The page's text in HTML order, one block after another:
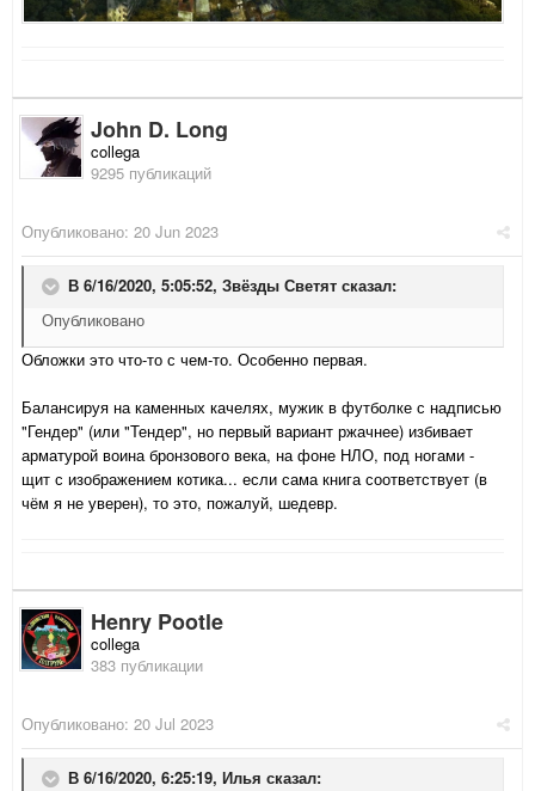
John D. Long
collega
9295 публикаций
Опубликовано: 20 Jun 2023
В 6/16/2020, 5:05:52, Звёзды Светят сказал:
Опубликовано
Обложки это что-то с чем-то. Особенно первая.
Балансируя на каменных качелях, мужик в футболке с надписью
"Гендер" (или "Тендер", но первый вариант ржачнее) избивает
арматурой воина бронзового века, на фоне НЛО, под ногами -
щит с изображением котика... если сама книга соответствует (в
чём я не уверен), то это, пожалуй, шедевр.
Henry Pootle
collega
383 публикации
Опубликовано: 20 Jul 2023
В 6/16/2020, 6:25:19, Илья сказал: